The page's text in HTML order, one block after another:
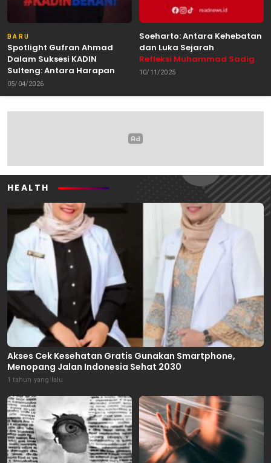
BARU
Spotlight Gufran Ahmad
Dalam Suksesi KADIN
Sulteng: Antara Harapan
dan Kebutuhan Perubahan
Oleh: Anshar Munir
05/04/2026
Soeharto: Antara Kehebatan
dan Luka Sejarah
Refleksi Muhammad Sadig
Alhabsyie, Akademisi UIN
Pemerhati Gerakan
10/11/2025
HEALTH
Akses Cek Kesehatan Gratis Gunakan Smartphone,
Menopang Jalan Indonesia Sehat 2030
1 tahun yang lalu